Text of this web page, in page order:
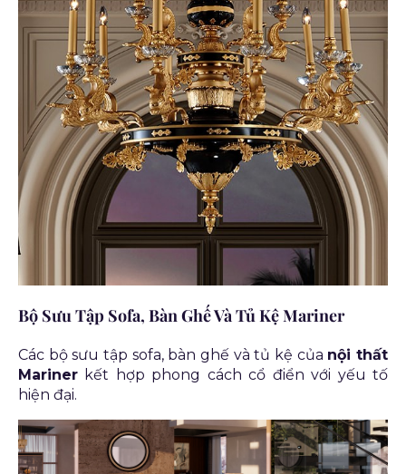
Bộ Sưu Tập Sofa, Bàn Ghế Và Tủ Kệ Mariner
Các bộ sưu tập sofa, bàn ghế và tủ kệ của nội thất
Mariner kết hợp phong cách cổ điển với yếu tố
hiện đại.